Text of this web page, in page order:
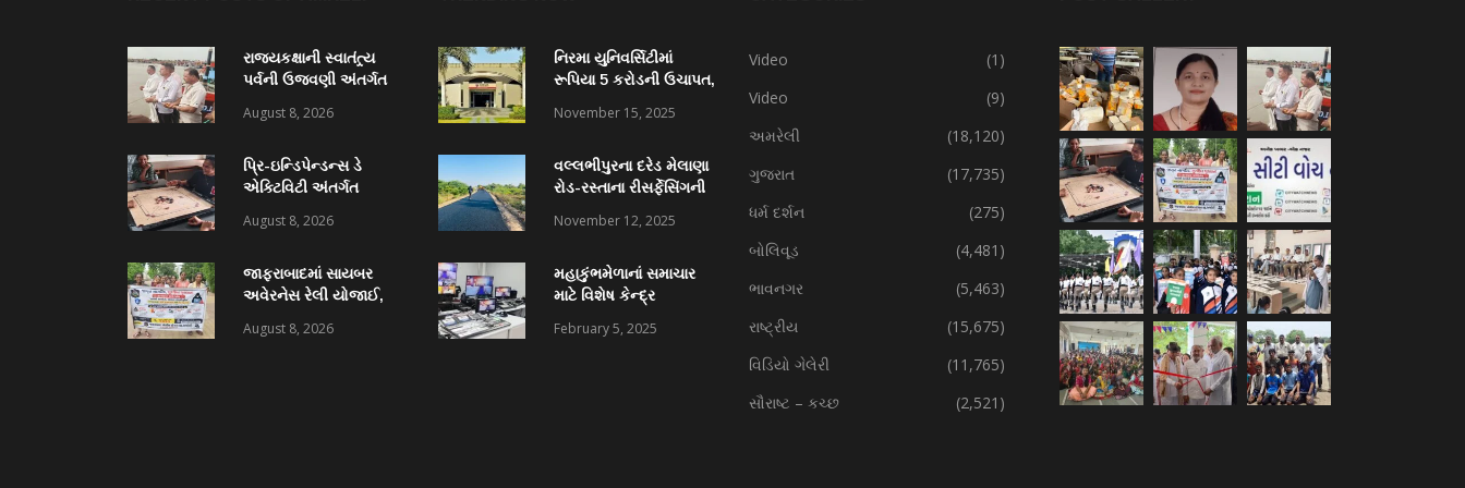
રાજ્યકક્ષાની સ્વાતંત્ર્ય
પર્વની ઉજવણી અંતર્ગત
પૂજન’ કાર્યક્રમ યોજાયો
August 8, 2026
પ્રિ-ઇન્ડિપેન્ડન્સ ડે
એક્ટિવિટી અંતર્ગત
શાળા-કોલેજમાં
સ્પર્ધાનું આયોજન
August 8, 2026
જાફરાબાદમાં સાયબર
અવેરનેસ રેલી યોજાઈ,
ટાઉન પોલીસના સંયુક્ત
August 8, 2026
નિરમા યુનિવર્સિટીમાં
રૂપિયા 5 કરોડની ઉચાપત,
ફરિયાદ
November 15, 2025
વલ્લભીપુરના દરેડ મેલાણા
રોડ-રસ્તાના રીસર્ફેસિંગની
November 12, 2025
મહાકુંભમેળાનાં સમાચાર
માટે વિશેષ કેન્દ્ર
February 5, 2025
Video
(1)
Video
(9)
અમરેલી
(18,120)
ગુજરાત
(17,735)
ધર્મ દર્શન
(275)
બોલિવૂડ
(4,481)
ભાવનગર
(5,463)
રાષ્ટ્રીય
(15,675)
વિડિયો ગેલેરી
(11,765)
સૌરાષ્ટ – કચ્છ
(2,521)